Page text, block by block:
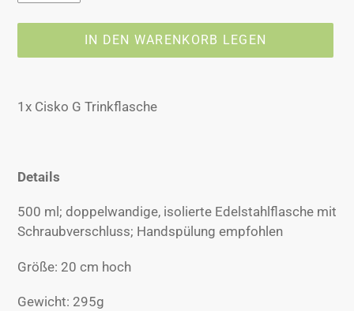
IN DEN WARENKORB LEGEN
wird
1x Cisko G Trinkflasche
Details
500 ml; doppelwandige, isolierte Edelstahlflasche mit
Schraubverschluss; Handspülung empfohlen
Größe: 20 cm hoch
Gewicht: 295g